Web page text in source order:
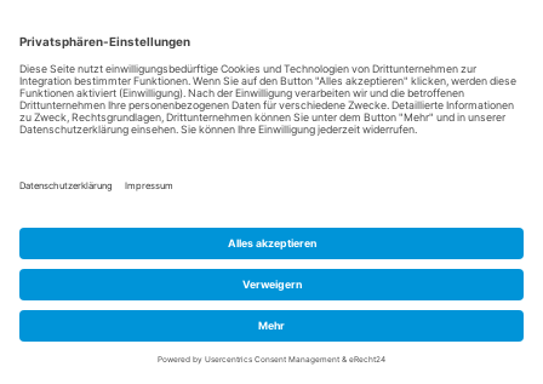
PANTOLETTEN ONLINE SHOPPEN
Tauche ein in unsere Onlineshop-Kategorie für
Auswahl an stylishen und bequemen Schuhen, die
ob du dich nach lässigen Zehentrennern sehnst,
Keilsandalen für einen eleganten Auftritt suchst oder
einfach nur bequeme Pantoletten für den Alltag
brauchst - hier findest du garantiert das perfekte Paar,
das deine Füße zum Strahlen bringt!